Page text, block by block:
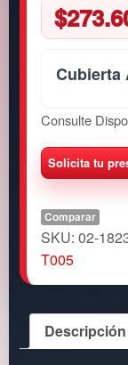
$
Cubierta
Consulte
Comparar
SKU: 02-
T005
Descripción